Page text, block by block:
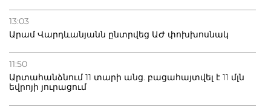
13:03
Արամ Վարդևանյանն ընտրվեց ԱԺ փոխխոսնակ
11:50
Արտահանձնում 11 տարի անց. բացահայտվել է 11 մլն
եվրոյի յուրացում